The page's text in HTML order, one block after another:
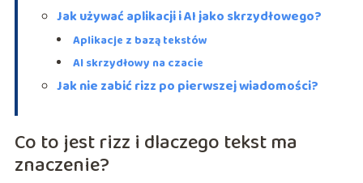
Jak używać aplikacji i AI jako skrzydłowego?
Aplikacje z bazą tekstów
AI skrzydłowy na czacie
Jak nie zabić rizz po pierwszej wiadomości?
Co to jest rizz i dlaczego tekst ma
znaczenie?